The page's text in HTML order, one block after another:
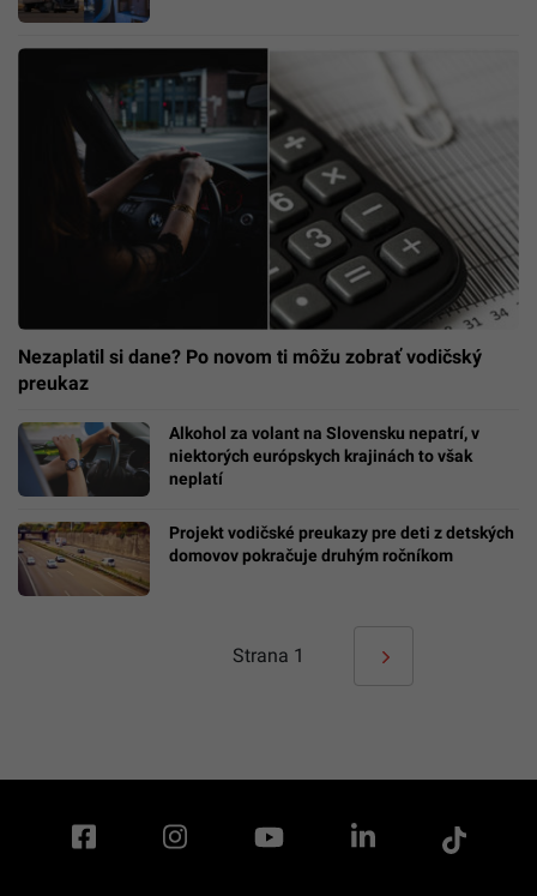
Nezaplatil si dane? Po novom ti môžu zobrať vodičský
preukaz
Alkohol za volant na Slovensku nepatrí, v
niektorých európskych krajinách to však
neplatí
Projekt vodičské preukazy pre deti z detských
domovov pokračuje druhým ročníkom
Strana 1